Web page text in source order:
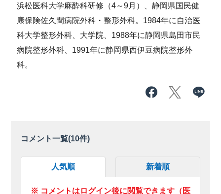
浜松医科大学麻酔科研修（4～9月）、静岡県国民健
康保険佐久間病院外科・整形外科。1984年に自治医
科大学整形外科、大学院、1988年に静岡県島田市民
病院整形外科、1991年に静岡県西伊豆病院整形外
科。
コメント一覧(10件)
人気順 新着順
※ コメントはログイン後に閲覧できます（医